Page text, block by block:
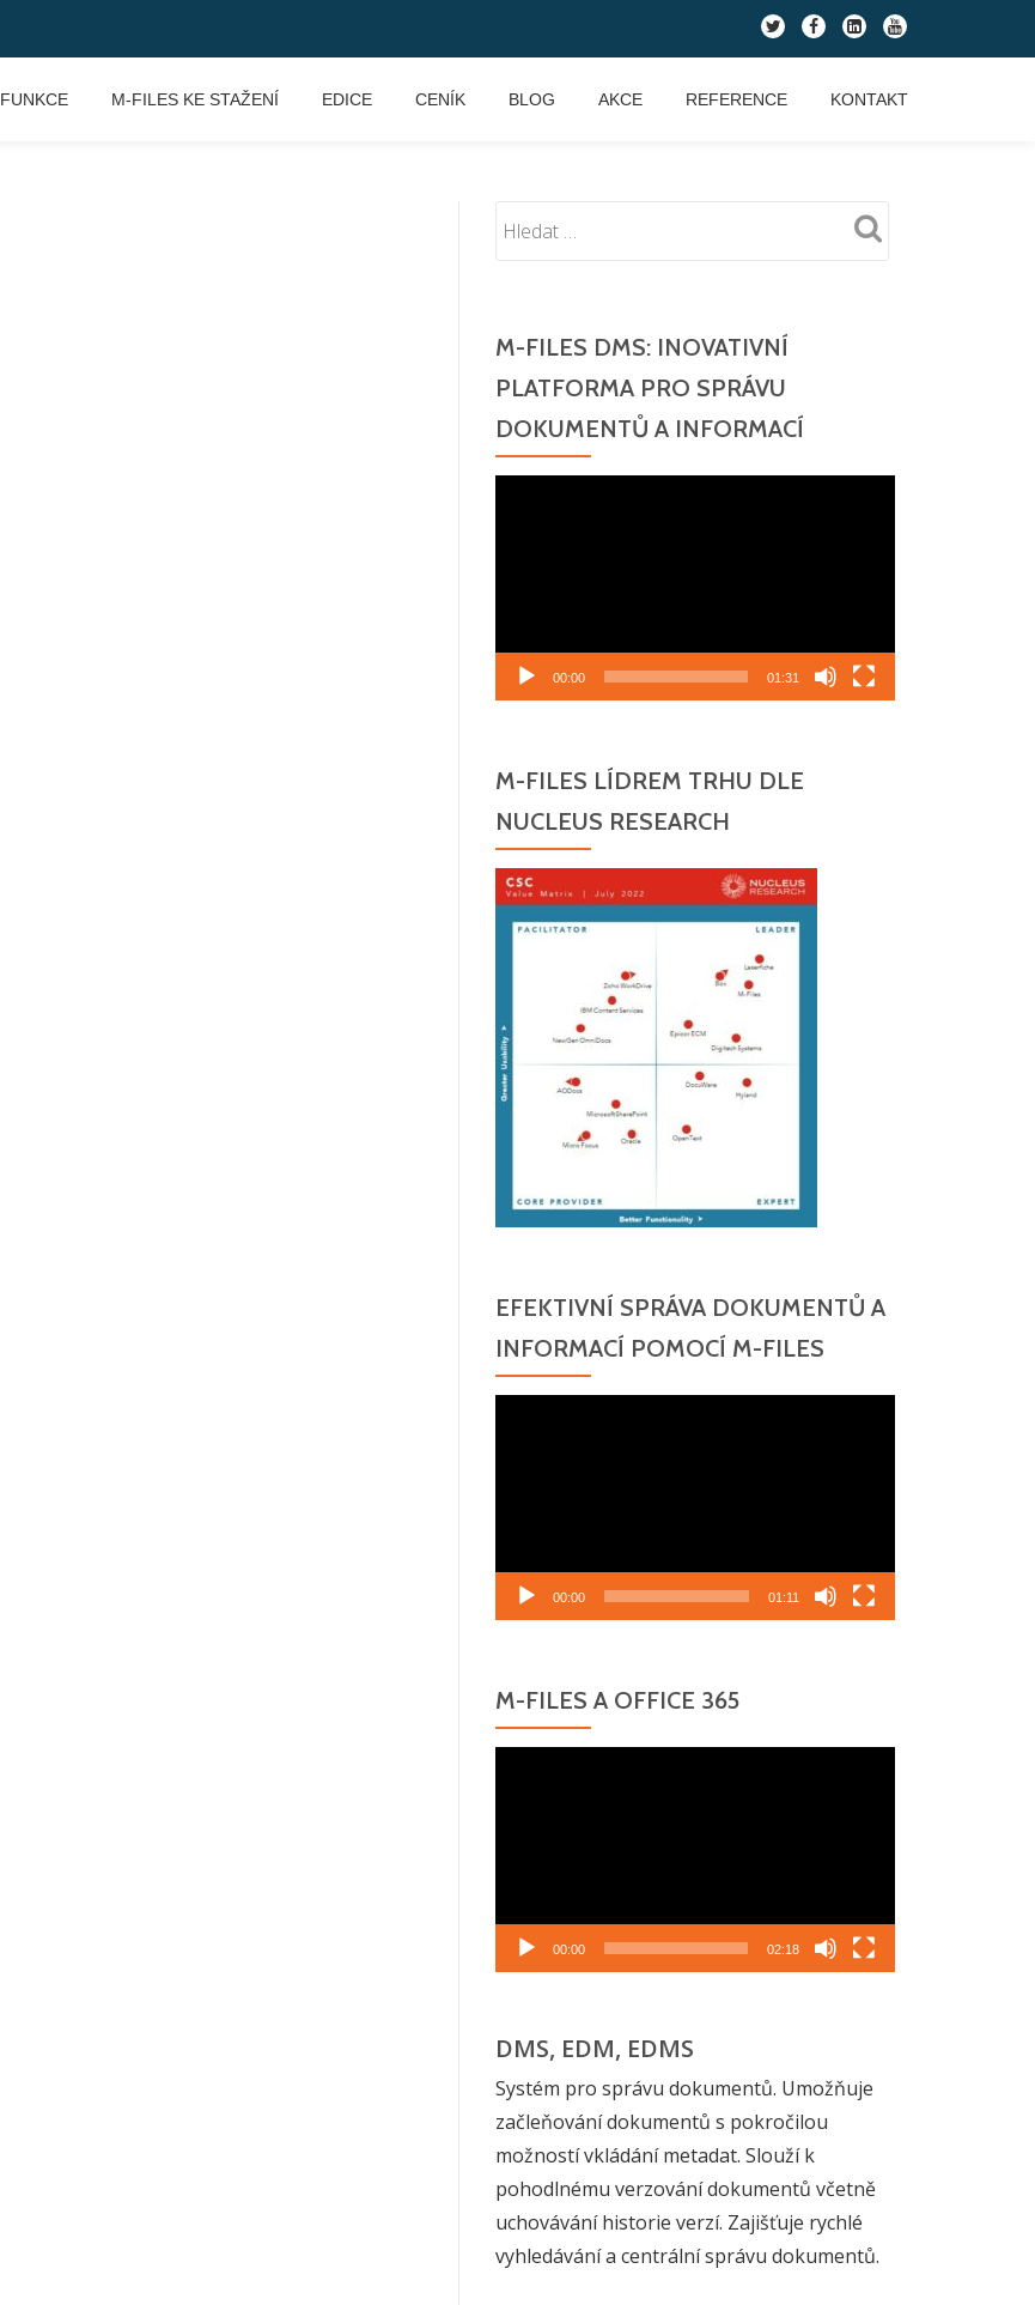
fa-
twitter
fa-
facebook
fa-
linkedin-
square
fa-
youtube
FUNKCE M-FILES KE STAŽENÍ EDICE CENÍK BLOG AKCE REFERENCE KONTAKT
M-FILES DMS: INOVATIVNÍ
PLATFORMA PRO SPRÁVU
DOKUMENTŮ A INFORMACÍ
00:00 01:31
M-FILES LÍDREM TRHU DLE
NUCLEUS RESEARCH
EFEKTIVNÍ SPRÁVA DOKUMENTŮ A
INFORMACÍ POMOCÍ M-FILES
00:00 01:11
M-FILES A OFFICE 365
00:00 02:18
DMS, EDM, EDMS
Systém pro správu dokumentů. Umožňuje
začleňování dokumentů s pokročilou
možností vkládání metadat. Slouží k
pohodlnému verzování dokumentů včetně
uchovávání historie verzí. Zajišťuje rychlé
vyhledávání a centrální správu dokumentů.